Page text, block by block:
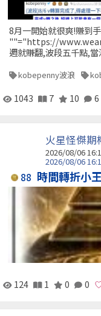
8月一開始就很爽!賺到
""="https://
週就賺翻,波段五千點,
kobepenny波浪
1043 7 10 6
火星怪傑期
2026/08/06
2026/08/06
88 時間轉折小
124 1 0 0